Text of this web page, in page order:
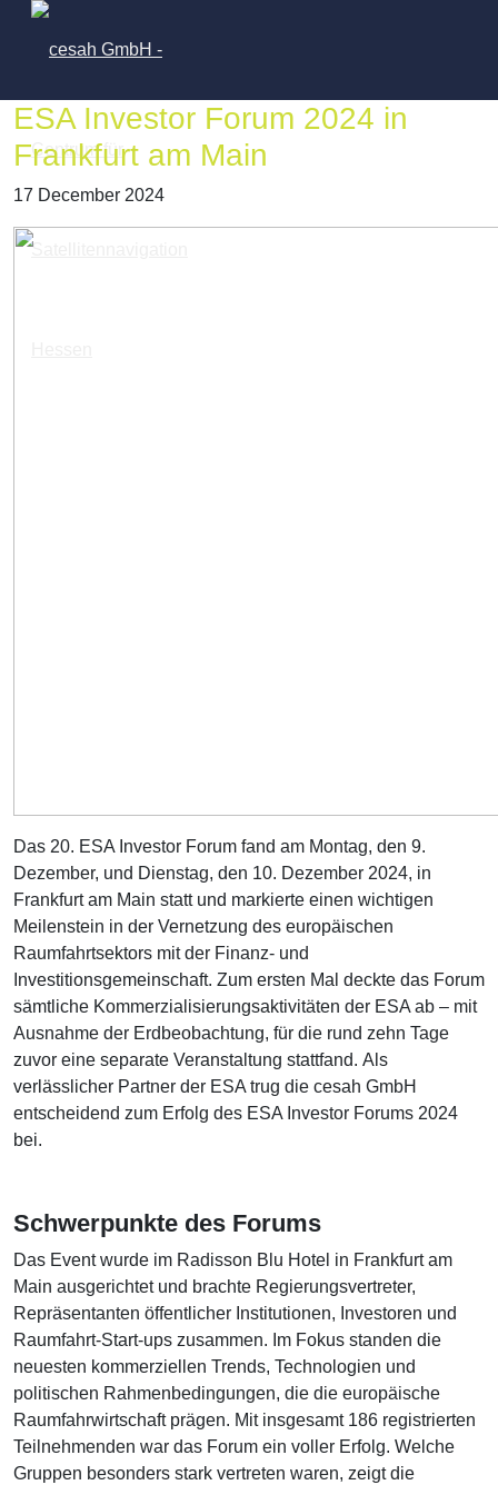
ESA Investor Forum 2024 in
Frankfurt am Main
17 December 2024
Das 20. ESA Investor Forum fand am Montag, den 9.
Dezember, und Dienstag, den 10. Dezember 2024, in
Frankfurt am Main statt und markierte einen wichtigen
Meilenstein in der Vernetzung des europäischen
Raumfahrtsektors mit der Finanz- und
Investitionsgemeinschaft. Zum ersten Mal deckte das Forum
sämtliche Kommerzialisierungsaktivitäten der ESA ab – mit
Ausnahme der Erdbeobachtung, für die rund zehn Tage
zuvor eine separate Veranstaltung stattfand. Als
verlässlicher Partner der ESA trug die cesah GmbH
entscheidend zum Erfolg des ESA Investor Forums 2024
bei.
Schwerpunkte des Forums
Das Event wurde im Radisson Blu Hotel in Frankfurt am
Main ausgerichtet und brachte Regierungsvertreter,
Repräsentanten öffentlicher Institutionen, Investoren und
Raumfahrt-Start-ups zusammen. Im Fokus standen die
neuesten kommerziellen Trends, Technologien und
politischen Rahmenbedingungen, die die europäische
Raumfahrwirtschaft prägen. Mit insgesamt 186 registrierten
Teilnehmenden war das Forum ein voller Erfolg. Welche
Gruppen besonders stark vertreten waren, zeigt die